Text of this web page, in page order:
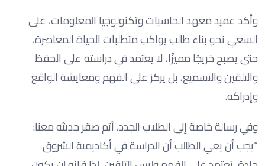
وأكد عميد معهد الحاسبات وتكنولوجيا المعلومات، على
السعي نحو بناء طالب يواكب متطلبات الحياة المعاصرة،
حتى يصبح خريجًا مميزًا، لا يعتمد في دراسته على الحفظ
والتلقين والتسميع، بل يركز على الفهم ومعايشة الواقع
وإدراكه.
وفي رسالة خاصة إلى الطلاب الجدد، أتم صقر حديثه معنا:
“يجب أن يعي الطالب أن الدراسة في أكاديمية الشروق